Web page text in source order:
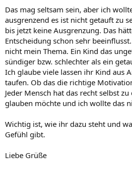
Das mag seltsam sein, aber ich
ausgrenzend es ist nicht getauft zu
bis jetzt keine Ausgrenzung. Das
Entscheidung schon sehr
nicht mein Thema. Ein Kind das
sündiger bzw. schlechter als ein
Ich glaube viele lassen ihr Kind aus
taufen. Ob das die richtige
Jeder Mensch hat das recht selbst
glauben möchte und ich wollte das
Wichtig ist, wie ihr dazu steht und
Gefühl gibt.
Liebe Grüße